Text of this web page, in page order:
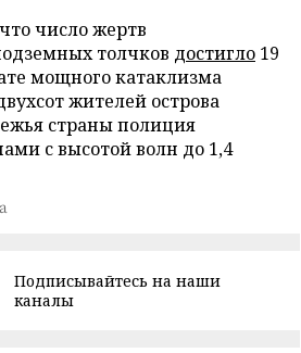
число жертв
толчков достигло 19
мощного катаклизма
жителей острова
страны полиция
с высотой волн до 1,4
Подписывайтесь на наши
каналы